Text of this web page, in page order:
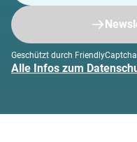
Geschützt durch FriendlyCaptcha
Alle Infos zum